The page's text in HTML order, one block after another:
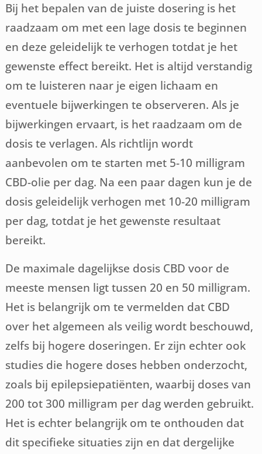
Bij het bepalen van de juiste dosering is het
raadzaam om met een lage dosis te beginnen
en deze geleidelijk te verhogen totdat je het
gewenste effect bereikt. Het is altijd verstandig
om te luisteren naar je eigen lichaam en
eventuele bijwerkingen te observeren. Als je
bijwerkingen ervaart, is het raadzaam om de
dosis te verlagen. Als richtlijn wordt
aanbevolen om te starten met 5-10 milligram
CBD-olie per dag. Na een paar dagen kun je de
dosis geleidelijk verhogen met 10-20 milligram
per dag, totdat je het gewenste resultaat
bereikt.
De maximale dagelijkse dosis CBD voor de
meeste mensen ligt tussen 20 en 50 milligram.
Het is belangrijk om te vermelden dat CBD
over het algemeen als veilig wordt beschouwd,
zelfs bij hogere doseringen. Er zijn echter ook
studies die hogere doses hebben onderzocht,
zoals bij epilepsiepatiënten, waarbij doses van
200 tot 300 milligram per dag werden gebruikt.
Het is echter belangrijk om te onthouden dat
dit specifieke situaties zijn en dat dergelijke